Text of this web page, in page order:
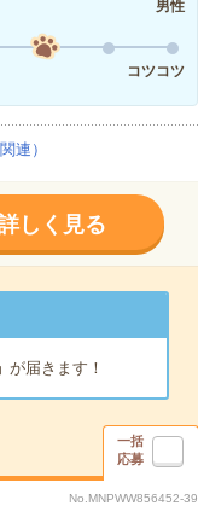
男性
コツコツ
連）
しく見る
が届きます！
一括
応募
No.MNPWW856452-39